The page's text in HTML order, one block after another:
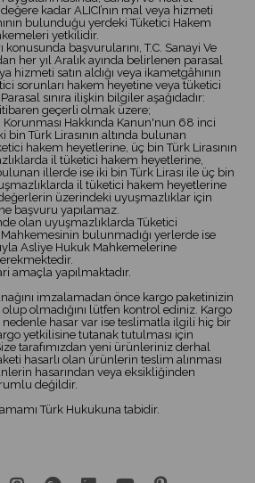
kadar ALICI’nın mal veya hizmeti
bulunduğu yerdeki Tüketici Hakem
yetkilidir.
konusunda başvurularını, T.C. Sanayi Ve
her yıl Aralık ayında belirlenen parasal
hizmeti satın aldığı veya ikametgâhının
sorunları hakem heyetine veya tüketici
sınıra ilişkin bilgiler aşağıdadır:
geçerli olmak üzere;
Korunması Hakkında Kanun'nun 68 inci
Türk Lirasının altında bulunan
hakem heyetlerine, üç bin Türk Lirasının
il tüketici hakem heyetlerine,
illerde ise iki bin Türk Lirası ile üç bin
il tüketici hakem heyetlerine
üzerindeki uyuşmazlıklar için
başvuru yapılamaz.
olan uyuşmazlıklarda Tüketici
bulunmadığı yerlerde ise
Asliye Hukuk Mahkemelerine
amaçla yapılmaktadır.
imzalamadan önce kargo paketinizin
olup olmadığını lütfen kontrol ediniz. Kargo
hasar var ise teslimatla ilgili hiç bir
yetkilisine tutanak tutulması için
tarafımızdan yeni ürünleriniz derhal
hasarlı olan ürünlerin teslim alınması
hasarından veya eksikliğinden
değildir.
Türk Hukukuna tabidir.